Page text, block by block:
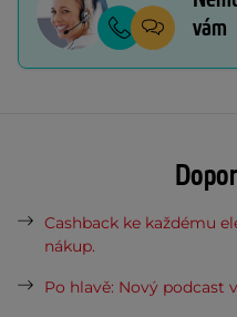
vám
Cashback ke každému
nákup.
Po hlavě: Nový